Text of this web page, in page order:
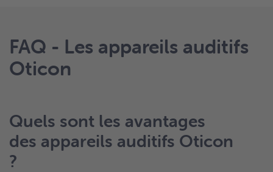
FAQ - Les appareils auditifs
Oticon
Quels sont les avantages
des appareils auditifs Oticon
?